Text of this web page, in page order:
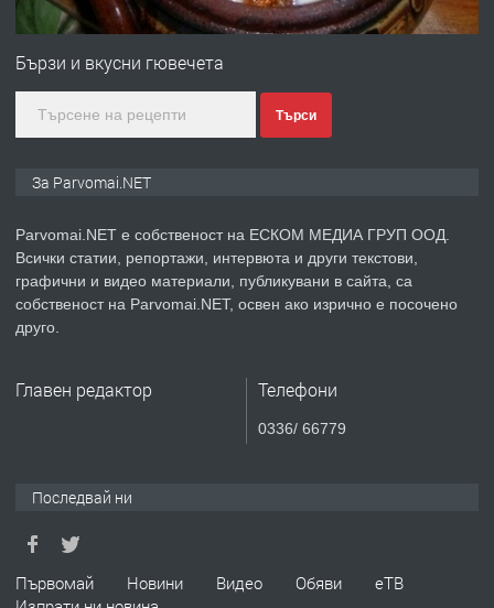
ПРЕДЛАГА
Първи поход "По стъпките на Ангел
преди 1 година
ПРЕДЛАГА Уроци по Математика
Бързи и вкусни гювечета
Търси
За Parvomai.NET
Parvomai.NET е собственост на ЕСКОМ МЕДИА ГРУП ООД.
Всички статии, репортажи, интервюта и други текстови,
графични и видео материали, публикувани в сайта, са
собственост на Parvomai.NET, освен ако изрично е посочено
друго.
Главен редактор Телефони
0336/ 66779
Последвай ни
Първомай Новини Видео Обяви
еТВ